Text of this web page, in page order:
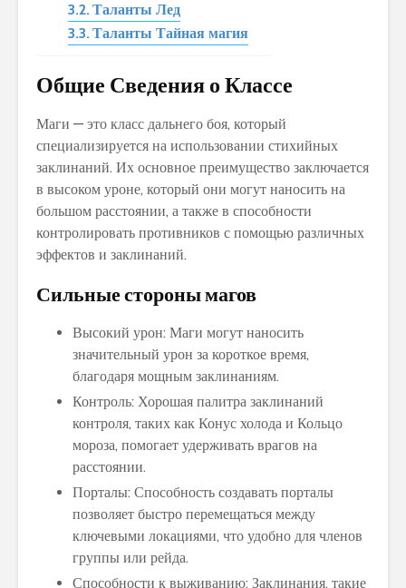
Таланты Лед
Таланты Тайная магия
Общие Сведения о Классе
Маги — это класс дальнего боя, который
специализируется на использовании стихийных
заклинаний. Их основное преимущество заключается
в высоком уроне, который они могут наносить на
большом расстоянии, а также в способности
контролировать противников с помощью различных
эффектов и заклинаний.
Сильные стороны магов
Высокий урон: Маги могут наносить
значительный урон за короткое время,
благодаря мощным заклинаниям.
Контроль: Хорошая палитра заклинаний
контроля, таких как Конус холода и Кольцо
мороза, помогает удерживать врагов на
расстоянии.
Порталы: Способность создавать порталы
позволяет быстро перемещаться между
ключевыми локациями, что удобно для членов
группы или рейда.
Способности к выживанию: Заклинания, такие